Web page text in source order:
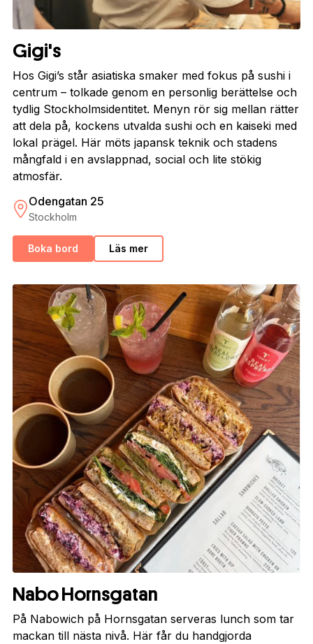
Gigi's
Hos Gigi’s står asiatiska smaker med fokus på sushi i
centrum – tolkade genom en personlig berättelse och
tydlig Stockholmsidentitet. Menyn rör sig mellan rätter
att dela på, kockens utvalda sushi och en kaiseki med
lokal prägel. Här möts japansk teknik och stadens
mångfald i en avslappnad, social och lite stökig
atmosfär.
Odengatan 25
Stockholm
Boka bord Läs mer
Nabo Hornsgatan
På Nabowich på Hornsgatan serveras lunch som tar
mackan till nästa nivå. Här får du handgjorda